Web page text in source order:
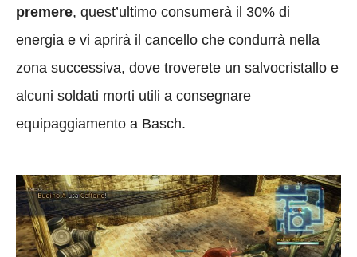
premere, quest’ultimo consumerà il 30% di
energia e vi aprirà il cancello che condurrà nella
zona successiva, dove troverete un salvocristallo e
alcuni soldati morti utili a consegnare
equipaggiamento a Basch.